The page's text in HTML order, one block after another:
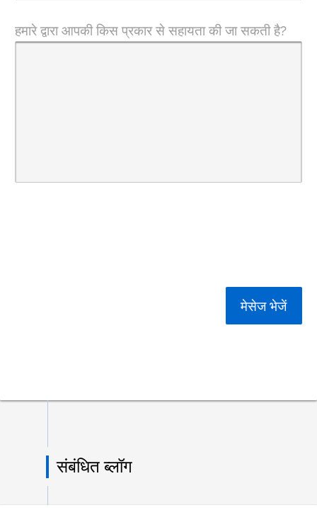
हमारे द्वारा आपकी किस प्रकार से सहायता की जा सकती है?
मेसेज भेजें
संबंधित ब्लॉग